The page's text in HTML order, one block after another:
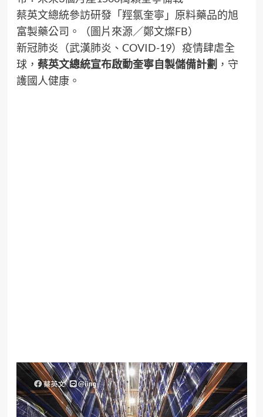
蔡英文總統參訪研發「羥氯奎寧」原料藥品的旭
富製藥公司。（圖片來源／鄭文燦FB）
新冠肺炎（武漢肺炎、COVID-19）疫情肆虐全
球， 蔡英文總統宣布啟動奎寧自製儲備計劃 ，守
護國人健康。